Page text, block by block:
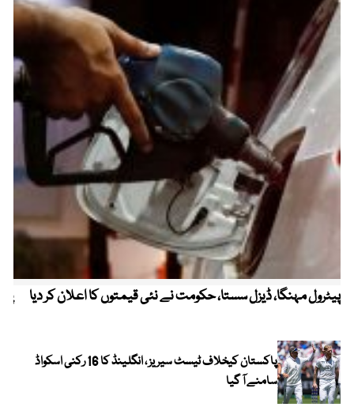
پیٹرول مہنگا، ڈیزل سستا، حکومت نے نئی قیمتوں کا اعلان کر دیا
پاکستان کیخلاف ٹیسٹ سیریز ، انگلینڈ کا 16 رکنی اسکواڈ
سامنے آ گیا